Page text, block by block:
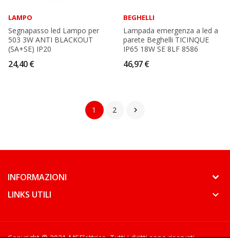
LAMPO
Segnapasso led Lampo per
503 3W ANTI BLACKOUT
(SA+SE) IP20
24,40 €
BEGHELLI
Lampada emergenza a led a
parete Beghelli TICINQUE
IP65 18W SE 8LF 8586
46,97 €
1 2 
keyboard_arrow_down
INFORMAZIONI keyboard_arrow_down
LINKS UTILI keyboard_arrow_down